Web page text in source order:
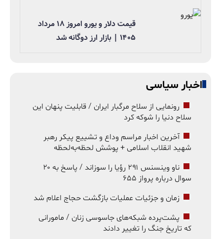
قیمت دلار و یورو امروز ۱۸ مرداد
۱۴۰۵ | بازار ارز دوگانه شد
اخبار سیاسی
رونمایی از سلاح مرگبار ایران / قابلیت پنهان این
سلاح دنیا را شوکه کرد
آخرین اخبار مراسم وداع و تشییع پیکر رهبر
شهید انقلاب اسلامی + پوشش لحظه‌به‌لحظه
ناو وینسنس ۲۹۱ رؤیا را سوزاند / پاسخ به ۲۰
سوال درباره پرواز ۶۵۵
زمان و جزئیات عملیات بازگشت حجاج اعلام شد
پشت‌پرده شبکه‌های جاسوسی زنان / مامورانی
که تاریخ جنگ را تغییر دادند